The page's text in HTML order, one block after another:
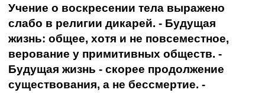
Учение о воскресении тела выражено
слабо в религии дикарей. - Будущая
жизнь: общее, хотя и не повсеместное,
верование у примитивных обществ. -
Будущая жизнь - скорее продолжение
существования, а не бессмертие. -